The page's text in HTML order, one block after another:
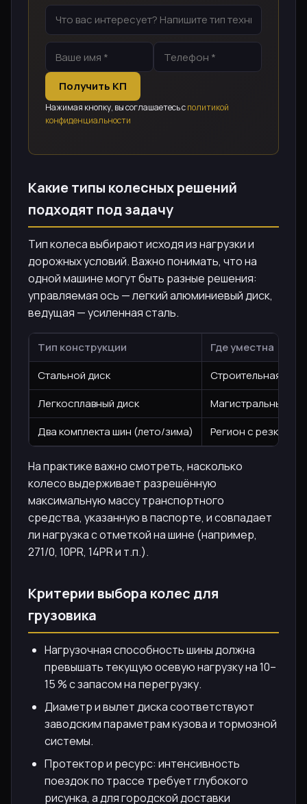
Получить КП
Нажимая кнопку, вы соглашаетесь сполитикой
конфиденциальности
Какие типы колесных решений
подходят под задачу
Тип колеса выбирают исходя из нагрузки и
дорожных условий. Важно понимать, что на
одной машине могут быть разные решения:
управляемая ось — легкий алюминиевый диск,
ведущая — усиленная сталь.
Тип конструкции
Где уместна
Стальной диск
Строительная
Легкосплавный диск
Магистральные
Два комплекта шин (лето/зима)
Регион с резкими
На практике важно смотреть, насколько
колесо выдерживает разрешённую
максимальную массу транспортного
средства, указанную в паспорте, и совпадает
ли нагрузка с отметкой на шине (например,
271/0, 10PR, 14PR и т.п.).
Критерии выбора колес для
грузовика
Нагрузочная способность шины должна
превышать текущую осевую нагрузку на 10–
15 % с запасом на перегрузку.
Диаметр и вылет диска соответствуют
заводским параметрам кузова и тормозной
системы.
Протектор и ресурс: интенсивность
поездок по трассе требует глубокого
рисунка, а для городской доставки